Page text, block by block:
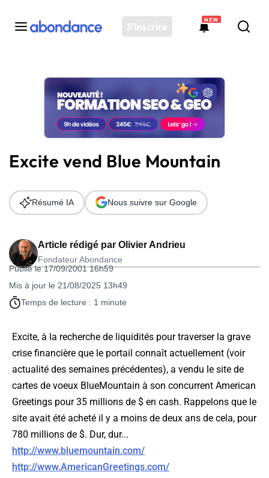
S'inscrire
NEW
Toutes les actus
Actus SEO
Plateforme
Solutions
Ressources
Audit SEO
Excite vend Blue Mountain
Article rédigé par Olivier Andrieu
Fondateur Abondance
Publié le 17/09/2001 16h59
Mis à jour le 21/08/2025 13h49
Temps de lecture : 1 minute
Résumé IA Nous suivre sur Google
Excite, à la recherche de liquidités pour traverser la grave
crise financière que le portail connaît actuellement (voir
actualité des semaines précédentes), a vendu le site de
cartes de voeux BlueMountain à son concurrent American
Greetings pour 35 millions de $ en cash. Rappelons que le
site avait été acheté il y a moins de deux ans de cela, pour
780 millions de $. Dur, dur...
http://www.bluemountain.com/
http://www.AmericanGreetings.com/